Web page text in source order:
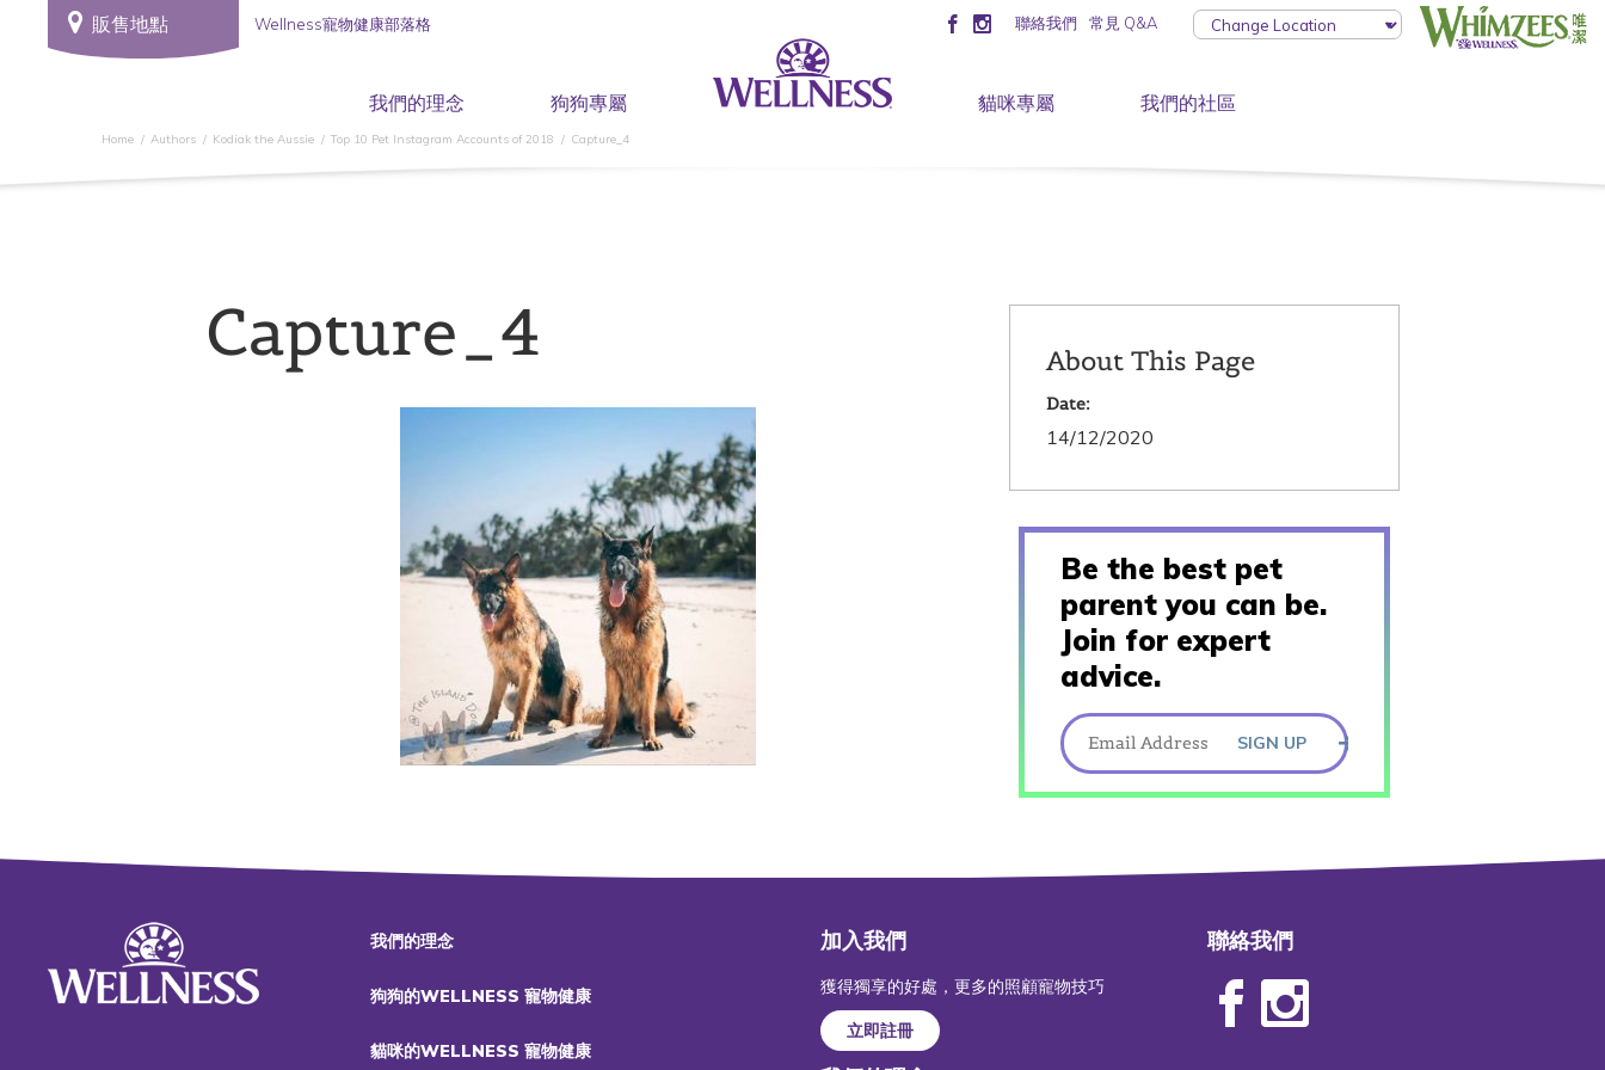
販售地點 Wellness寵物健康部落格 聯絡我們 常見 Q&A
我們的理念 狗狗專屬 貓咪專屬 我們的社區
Home Authors Kodiak the Aussie Top 10 Pet Instagram Accounts of 2018 Capture_4
Capture_4 About This Page
Date:
14/12/2020
Be the best pet
parent you can be.
Join for expert
advice.
SIGN UP
我們的理念
狗狗的WELLNESS 寵物健康
貓咪的WELLNESS 寵物健康
加入我們
獲得獨享的好處，更多的照顧寵物技巧
立即註冊
聯絡我們